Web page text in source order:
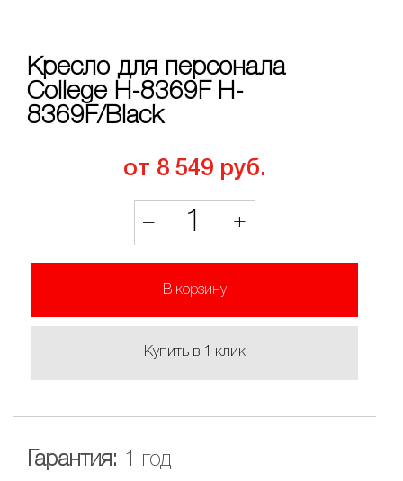
Кресло для персонала
College H-8369F H-
8369F/Black
от 8 549 руб.
– 1 +
В корзину
Купить в 1 клик
Гарантия: 1 год